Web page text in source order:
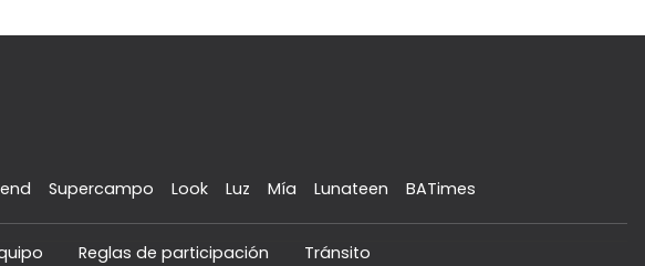
Supercampo Look Luz Mía Lunateen BATimes
Reglas de participación Tránsito